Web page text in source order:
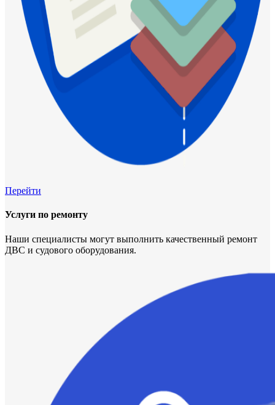
Перейти
Услуги по ремонту
Наши специалисты могут выполнить качественный ремонт
ДВС и судового оборудования.